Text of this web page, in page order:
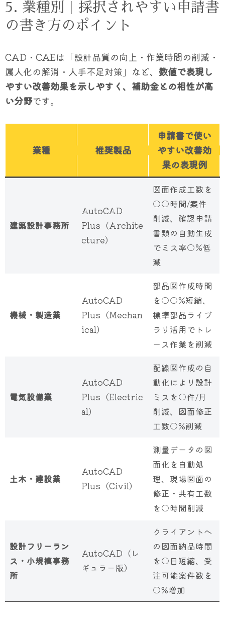
5. 業種別｜採択されやすい申請書
の書き方のポイント
CAD・CAEは「設計品質の向上・作業時間の削減・
属人化の解消・人手不足対策」など、 数値で表現し
やすい改善効果を示しやすく、補助金との相性が高
い分野です。
業種 推奨製品
申請書で使い
やすい改善効
果の表現例
建築設計事務所
AutoCAD
Plus（Archite
cture）
図面作成工数を
○○時間/案件
削減、確認申請
書類の自動生成
でミス率○%低
減
機械・製造業
AutoCAD
Plus（Mechan
ical）
部品図作成時間
を○○%短縮、
標準部品ライブ
ラリ活用でトレ
ース作業を削減
電気設備業
AutoCAD
Plus（Electric
al）
配線図作成の自
動化により設計
ミスを○件/月
削減、図面修正
工数○%削減
土木・建設業
AutoCAD
Plus（Civil）
測量データの図
面化を自動処
理、現場図面の
修正・共有工数
を○時間削減
設計フリーラン
ス・小規模事務
所
AutoCAD（レ
ギュラー版）
クライアントへ
の図面納品時間
を○日短縮、受
注可能案件数を
○%増加